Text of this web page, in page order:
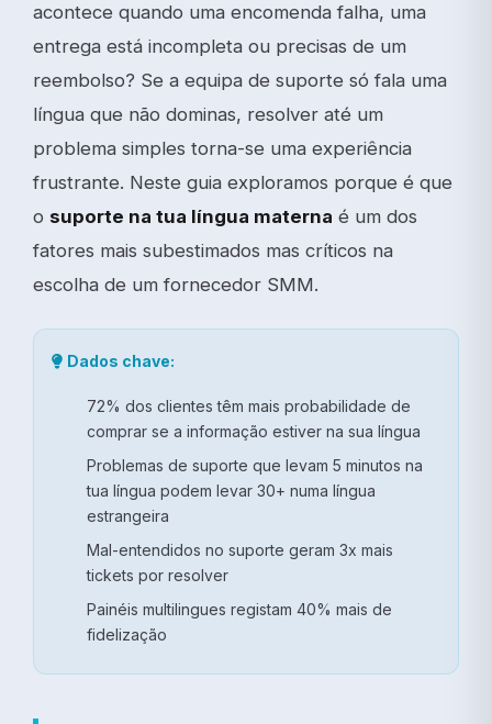
acontece quando uma encomenda falha, uma
entrega está incompleta ou precisas de um
reembolso? Se a equipa de suporte só fala uma
língua que não dominas, resolver até um
problema simples torna-se uma experiência
frustrante. Neste guia exploramos porque é que
o suporte na tua língua materna é um dos
fatores mais subestimados mas críticos na
escolha de um fornecedor SMM.
Dados chave:
72% dos clientes têm mais probabilidade de
comprar se a informação estiver na sua língua
Problemas de suporte que levam 5 minutos na
tua língua podem levar 30+ numa língua
estrangeira
Mal-entendidos no suporte geram 3x mais
tickets por resolver
Painéis multilingues registam 40% mais de
fidelização